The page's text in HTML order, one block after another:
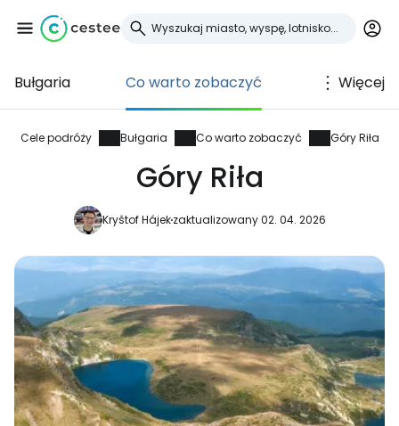
Bułgaria Co warto zobaczyć Więcej
Cele podróży Bułgaria Co warto zobaczyć Góry Riła
Góry Riła
Kryštof Hájekzaktualizowany 02. 04. 2026
Zaloguj się do
Cestee
... światowej społeczności podróżniczej
Kontynuuj z Facebookiem
Kontynuuj z e-mailem